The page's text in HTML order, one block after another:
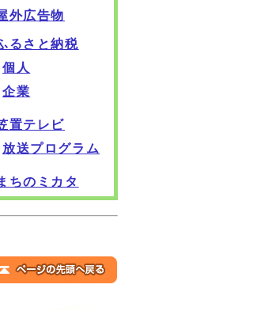
外広告物
るさと納税
個人
企業
置テレビ
放送プログラム
ちのミカタ